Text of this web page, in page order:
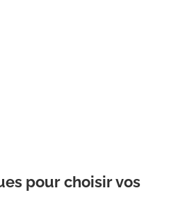
pour choisir vos